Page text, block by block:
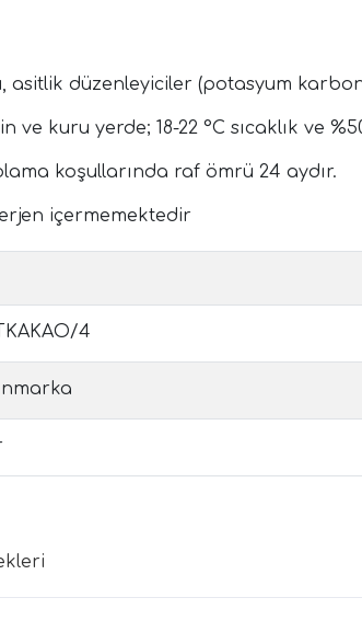
asitlik düzenleyiciler (potasyum
ve kuru yerde; 18-22 °C sıcaklık ve
koşullarında raf ömrü 24 aydır.
içermemektedir
4